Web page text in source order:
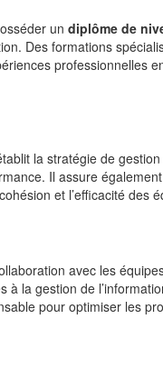
un diplôme de
Des formations
professionnelles
la stratégie de
Il assure
et l’efficacité des
avec les
la gestion de
pour optimiser les